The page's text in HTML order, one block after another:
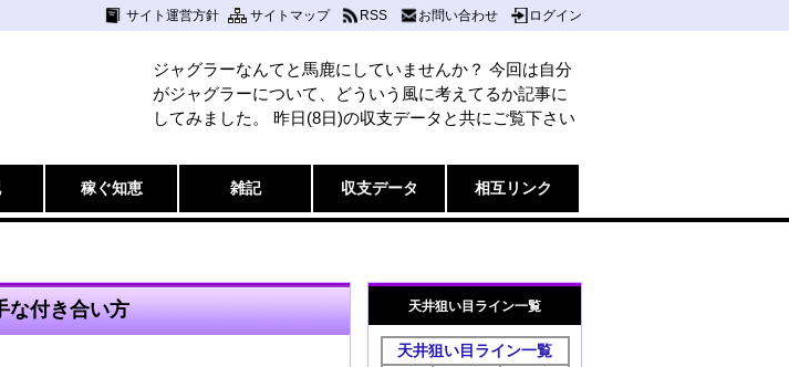
ジャグラーなんてと馬鹿にしていませんか？ 今回は自分
がジャグラーについて、どういう風に考えてるか記事に
してみました。 昨日(8日)の収支データと共にご覧下さい
稼ぐ知恵 雑記 収支データ 相互リンク
な付き合い方 天井狙い目ライン一覧
天井狙い目ライン一覧
サイト運営方針 サイトマップ RSS お問い合わせ ログイン